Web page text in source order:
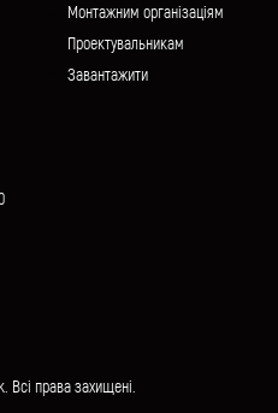
Монтажним організаціям
Проектувальникам
Завантажити
Всі права захищені.